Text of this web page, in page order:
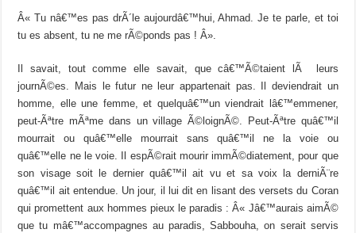
Â« Tu nâ€™es pas drÃ´le aujourdâ€™hui, Ahmad. Je te parle, et toi
tu es absent, tu ne me rÃ©ponds pas ! Â».
Il savait, tout comme elle savait, que câ€™Ã©taient lÃ leurs
journÃ©es. Mais le futur ne leur appartenait pas. Il deviendrait un
homme, elle une femme, et quelquâ€™un viendrait lâ€™emmener,
peut-Ãªtre mÃªme dans un village Ã©loignÃ©. Peut-Ãªtre quâ€™il
mourrait ou quâ€™elle mourrait sans quâ€™il ne la voie ou
quâ€™elle ne le voie. Il espÃ©rait mourir immÃ©diatement, pour que
son visage soit le dernier quâ€™il ait vu et sa voix la derniÃ¨re
quâ€™il ait entendue. Un jour, il lui dit en lisant des versets du Coran
qui promettent aux hommes pieux le paradis : Â« Jâ€™aurais aimÃ©
que tu mâ€™accompagnes au paradis, Sabbouha, on serait servis